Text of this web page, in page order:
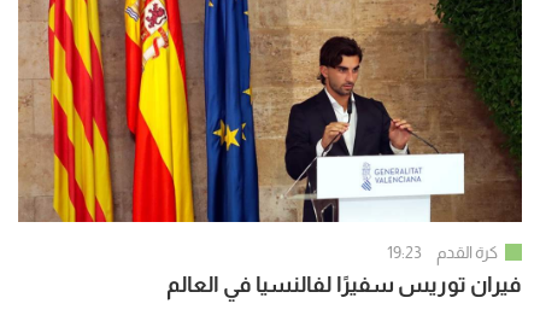
كرة القدم 19:23
فيران توريس سفيرًا لفالنسيا في العالم